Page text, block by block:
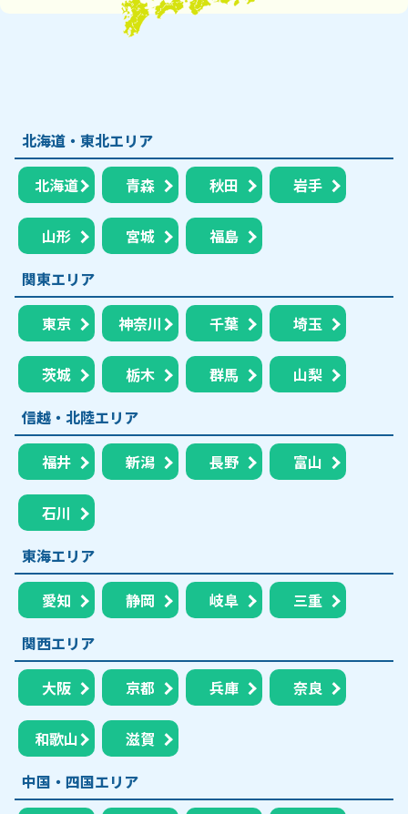
北海道・東北エリア
北海道 青森 秋田 岩手
山形 宮城
福島
関東エリア
東京 神奈川 千葉 埼玉
茨城 栃木 群馬
山梨
信越・北陸エリア
福井 新潟 長野 富山
石川
東海エリア
愛知 静岡 岐阜
三重
関西エリア
大阪 京都 兵庫 奈良
和歌山
滋賀
中国・四国エリア